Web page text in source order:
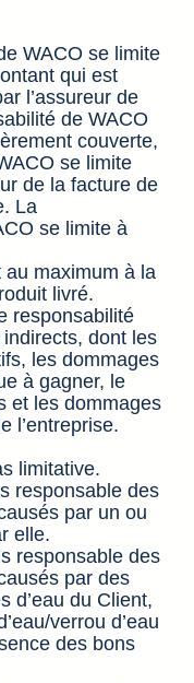
WACO se limite
qui est
l’assureur de
de WACO
couverte,
se limite
de la facture de
La
se limite à
au maximum à la
livré.
responsabilité
dont les
les dommages
à gagner, le
et les dommages
l’entreprise.
limitative.
responsable des
par un ou
elle.
responsable des
par des
d’eau du Client,
verrou d’eau
des bons